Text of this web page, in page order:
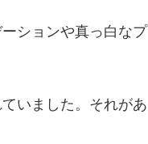
ションや真っ白なプ
いました。それがあ